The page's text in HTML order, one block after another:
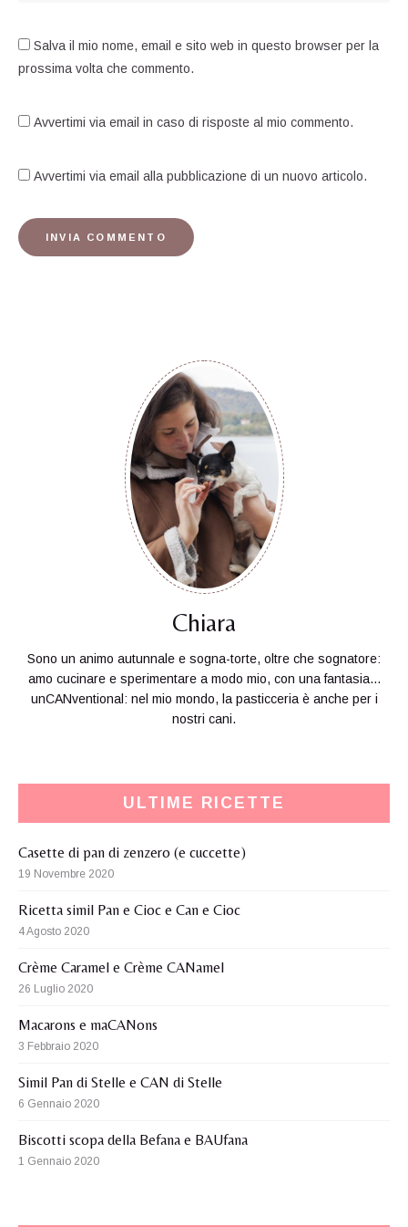
Salva il mio nome, email e sito web in questo browser per la
prossima volta che commento.
Avvertimi via email in caso di risposte al mio commento.
Avvertimi via email alla pubblicazione di un nuovo articolo.
Chiara
Sono un animo autunnale e sogna-torte, oltre che sognatore:
amo cucinare e sperimentare a modo mio, con una fantasia...
unCANventional: nel mio mondo, la pasticceria è anche per i
nostri cani.
ULTIME RICETTE
Casette di pan di zenzero (e cuccette)
19 Novembre 2020
Ricetta simil Pan e Cioc e Can e Cioc
4 Agosto 2020
Crème Caramel e Crème CANamel
26 Luglio 2020
Macarons e maCANons
3 Febbraio 2020
Simil Pan di Stelle e CAN di Stelle
6 Gennaio 2020
Biscotti scopa della Befana e BAUfana
1 Gennaio 2020